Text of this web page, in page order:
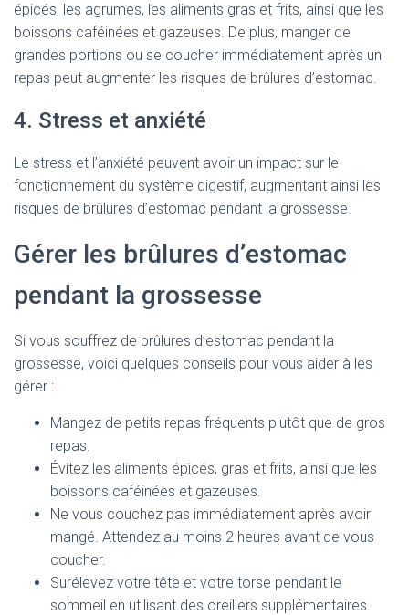
épicés, les agrumes, les aliments gras et frits, ainsi que les
boissons caféinées et gazeuses. De plus, manger de
grandes portions ou se coucher immédiatement après un
repas peut augmenter les risques de brûlures d’estomac.
4. Stress et anxiété
Le stress et l’anxiété peuvent avoir un impact sur le
fonctionnement du système digestif, augmentant ainsi les
risques de brûlures d’estomac pendant la grossesse.
Gérer les brûlures d’estomac
pendant la grossesse
Si vous souffrez de brûlures d’estomac pendant la
grossesse, voici quelques conseils pour vous aider à les
gérer :
Mangez de petits repas fréquents plutôt que de gros
repas.
Évitez les aliments épicés, gras et frits, ainsi que les
boissons caféinées et gazeuses.
Ne vous couchez pas immédiatement après avoir
mangé. Attendez au moins 2 heures avant de vous
coucher.
Surélevez votre tête et votre torse pendant le
sommeil en utilisant des oreillers supplémentaires.